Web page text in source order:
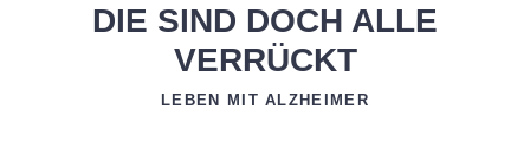
DIE SIND DOCH ALLE
VERRÜCKT
LEBEN MIT ALZHEIMER